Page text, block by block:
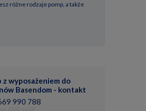
różne rodzaje pomp, a także
z wyposażeniem do
Basendom - kontakt
990 788